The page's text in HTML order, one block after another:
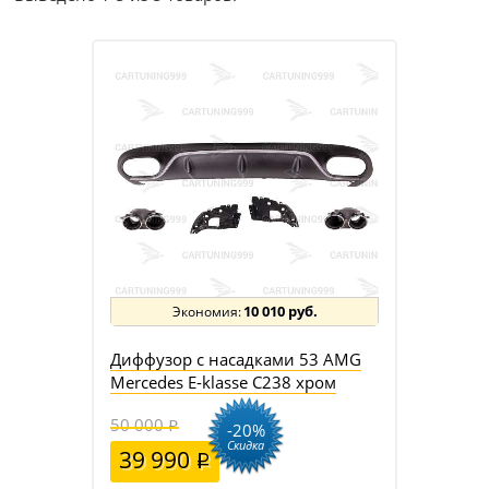
10 010 руб.
Диффузор с насадками 53 AMG
Mercedes E-klasse C238 хром
50 000
39 990
-20%
Скидка